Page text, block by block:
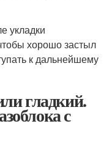
укладки
хорошо застыл
к дальнейшему
гладкий.
с